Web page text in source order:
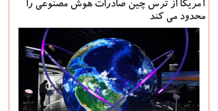
آمریكا از ترس چین صادرات هوش مصنوعی را
محدود می كند